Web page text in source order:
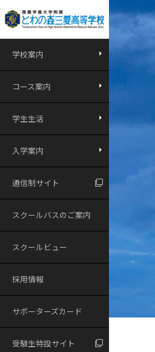
学校案内
コース案内
学生生活
入学案内
通信制サイト
スクールバスのご案内
スクールビュー
採用情報
サポーターズカード
受験生特設サイト